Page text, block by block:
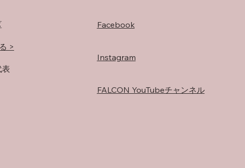
>
Facebook
Instagram
FALCON YouTubeチャンネル